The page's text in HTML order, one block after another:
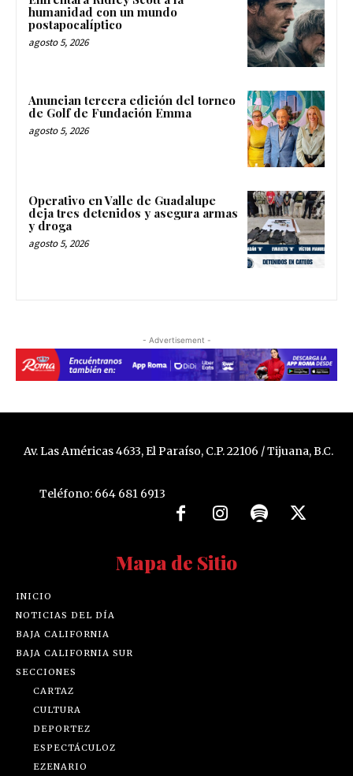
humanidad con un mundo
postapocalíptico
agosto 5, 2026
Anuncian tercera edición del torneo
de Golf de Fundación Emma
agosto 5, 2026
Operativo en Valle de Guadalupe
deja tres detenidos y asegura armas
y droga
agosto 5, 2026
- Advertisement -
Av. Las Américas 4633, El Paraíso, C.P. 22106 / Tijuana, B.C.
Teléfono: 664 681 6913
Mapa de Sitio
INICIO
NOTICIAS DEL DÍA
BAJA CALIFORNIA
BAJA CALIFORNIA SUR
SECCIONES
CARTAZ
CULTURA
DEPORTEZ
ESPECTÁCULOZ
EZENARIO